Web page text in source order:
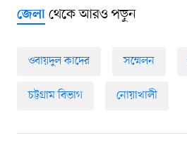
জেলাথেকে আরও পড়ুন
ওবায়দুল কাদের সম্মেলন
চট্টগ্রাম বিভাগ নোয়াখালী